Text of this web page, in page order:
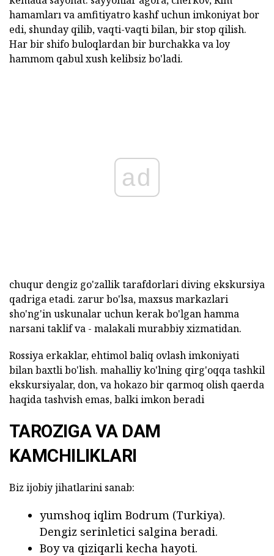
hamamları va amfitiyatro kashf uchun imkoniyat bor
edi, shunday qilib, vaqti-vaqti bilan, bir stop qilish.
Har bir shifo buloqlardan bir burchakka va loy
hammom qabul xush kelibsiz bo'ladi.
ad
chuqur dengiz go'zallik tarafdorlari diving ekskursiya
qadriga etadi. zarur bo'lsa, maxsus markazlari
sho'ng'in uskunalar uchun kerak bo'lgan hamma
narsani taklif va - malakali murabbiy xizmatidan.
Rossiya erkaklar, ehtimol baliq ovlash imkoniyati
bilan baxtli bo'lish. mahalliy ko'lning qirg'oqqa tashkil
ekskursiyalar, don, va hokazo bir qarmoq olish qaerda
haqida tashvish emas, balki imkon beradi
TAROZIGA VA DAM
KAMCHILIKLARI
Biz ijobiy jihatlarini sanab:
yumshoq iqlim Bodrum (Turkiya).
Dengiz serinletici salgina beradi.
Boy va qiziqarli kecha hayoti.